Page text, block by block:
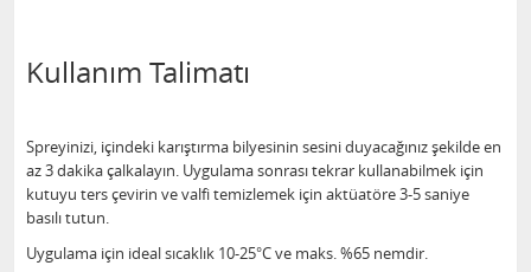
Kullanım Talimatı
Spreyinizi, içindeki karıştırma bilyesinin sesini duyacağınız şekilde en
az 3 dakika çalkalayın. Uygulama sonrası tekrar kullanabilmek için
kutuyu ters çevirin ve valfi temizlemek için aktüatöre 3-5 saniye
basılı tutun.
Uygulama için ideal sıcaklık 10-25°C ve maks. %65 nemdir.